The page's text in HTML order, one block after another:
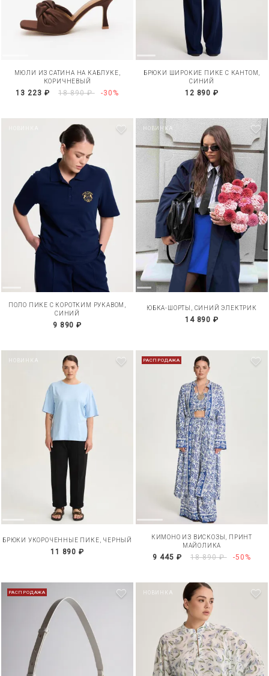
МЮЛИ ИЗ САТИНА НА КАБЛУКЕ,
КОРИЧНЕВЫЙ
13 223 ₽ 18 890 ₽ -30%
БРЮКИ ШИРОКИЕ ПИКЕ С КАНТОМ,
СИНИЙ
12 890 ₽
ПОЛО ПИКЕ С КОРОТКИМ РУКАВОМ,
СИНИЙ
9 890 ₽
НОВИНКА
ЮБКА-ШОРТЫ, СИНИЙ ЭЛЕКТРИК
14 890 ₽
НОВИНКА
БРЮКИ УКОРОЧЕННЫЕ ПИКЕ, ЧЕРНЫЙ
11 890 ₽
РАСПРОДАЖА
КИМОНО ИЗ ВИСКОЗЫ, ПРИНТ
МАЙОЛИКА
9 445 ₽ 18 890 ₽ -50%
РАСПРОДАЖА НОВИНКА